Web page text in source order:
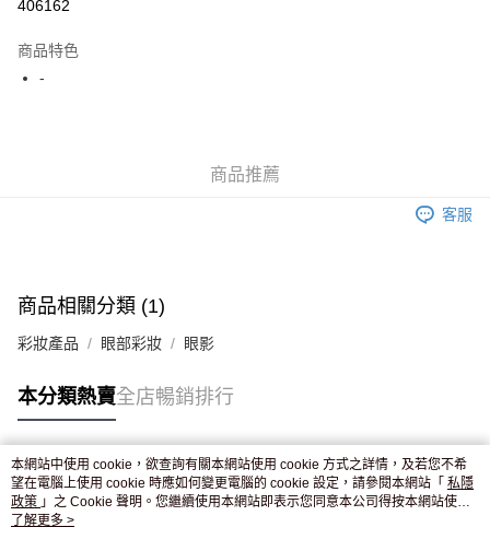
JD京東物流，訂單確認發貨後2-4個工作天送達
406162
商品特色
-
商品推薦
客服
商品相關分類 (1)
彩妝產品 眼部彩妝 眼影
本分類熱賣全店暢銷排行
熱門標籤
熱銷排行
本網站中使用 cookie，欲查詢有關本網站使用 cookie 方式之詳情，及若您不希
望在電腦上使用 cookie 時應如何變更電腦的 cookie 設定，請參閱本網站「 私隱
政策 」之 Cookie 聲明。您繼續使用本網站即表示您同意本公司得按本網站使用
條款之 Cookie 聲明使用 cookie。
了解更多 >